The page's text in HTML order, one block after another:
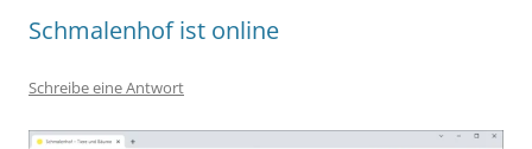
Schmalenhof ist online
Schreibe eine Antwort